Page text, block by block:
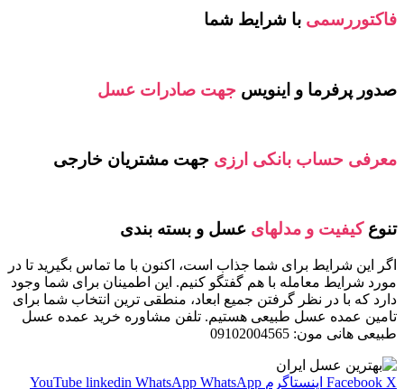
فاکتوررسمی با شرایط شما
صدور پرفرما و اینویس جهت صادرات عسل
معرفی حساب بانکی ارزی جهت مشتریان خارجی
تنوعکیفیت و مدلهای عسل و بسته بندی
اگر این شرایط برای شما جذاب است، اکنون با ما تماس بگیرید تا در
مورد شرایط معامله با هم گفتگو کنیم. این اطمینان برای شما وجود
دارد که با در نظر گرفتن جمیع ابعاد، منطقی ترین انتخاب شما برای
تامین عمده عسل طبیعی هستیم. تلفن مشاوره خرید عمده عسل
طبیعی هانی مون: 09102004565
Facebook X اینستاگرم YouTube linkedin WhatsApp WhatsApp